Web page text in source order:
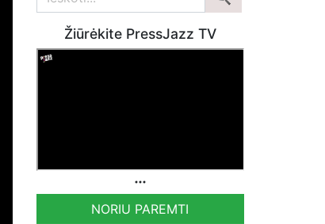
Žiūrėkite PressJazz TV
NORIU PAREMTI